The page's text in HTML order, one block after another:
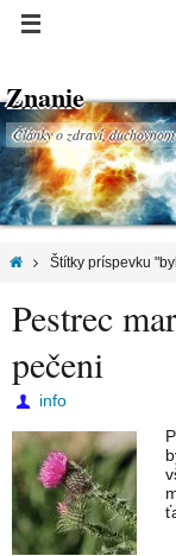
Znanie
Články o zdraví,
Štítky príspevku
Pestrec
pečeni
info